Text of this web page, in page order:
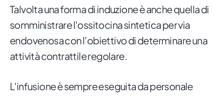
Talvolta una forma di induzione è anche quella di
somministrare l'ossitocina sintetica per via
endovenosa con l'obiettivo di determinare una
attività contrattile regolare.
L'infusione è sempre eseguita da personale